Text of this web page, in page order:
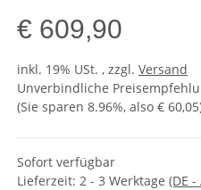
€ 609,90
inkl. 19% USt. , zzgl. Versand
Unverbindliche
(Sie sparen 8.96%, also € 60,05
Sofort verfügbar
Lieferzeit: 2 - 3 Werktage (DE